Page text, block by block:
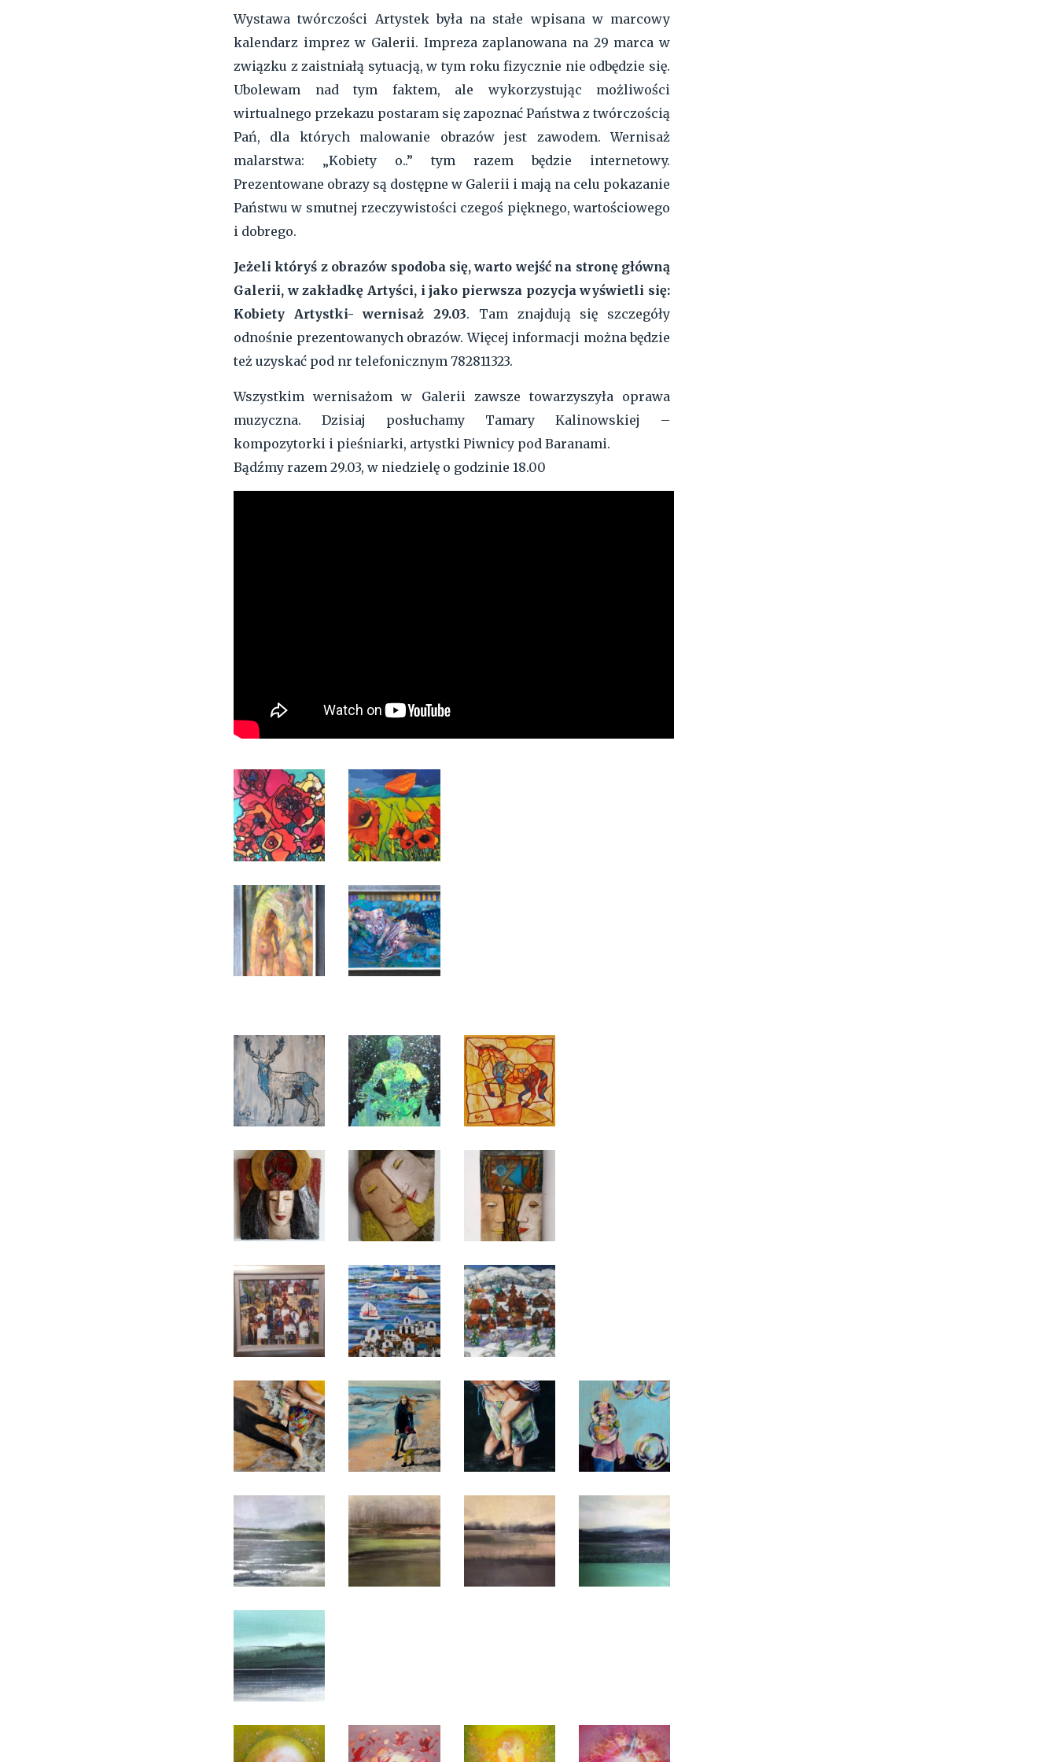
Wystawa twórczości Artystek była na stałe wpisana w marcowy
kalendarz imprez w Galerii. Impreza zaplanowana na 29 marca w
związku z zaistniałą sytuacją, w tym roku fizycznie nie odbędzie się.
Ubolewam nad tym faktem, ale wykorzystując możliwości
wirtualnego przekazu postaram się zapoznać Państwa z twórczością
Pań, dla których malowanie obrazów jest zawodem. Wernisaż
malarstwa: „Kobiety o..” tym razem będzie internetowy.
Prezentowane obrazy są dostępne w Galerii i mają na celu pokazanie
Państwu w smutnej rzeczywistości czegoś pięknego, wartościowego
i dobrego.
Jeżeli któryś z obrazów spodoba się, warto wejść na stronę główną
Galerii, w zakładkę Artyści, i jako pierwsza pozycja wyświetli się:
Kobiety Artystki- wernisaż 29.03. Tam znajdują się szczegóły
odnośnie prezentowanych obrazów. Więcej informacji można będzie
też uzyskać pod nr telefonicznym 782811323.
Wszystkim wernisażom w Galerii zawsze towarzyszyła oprawa
muzyczna. Dzisiaj posłuchamy Tamary Kalinowskiej –
kompozytorki i pieśniarki, artystki Piwnicy pod Baranami.
Bądźmy razem 29.03, w niedzielę o godzinie 18.00